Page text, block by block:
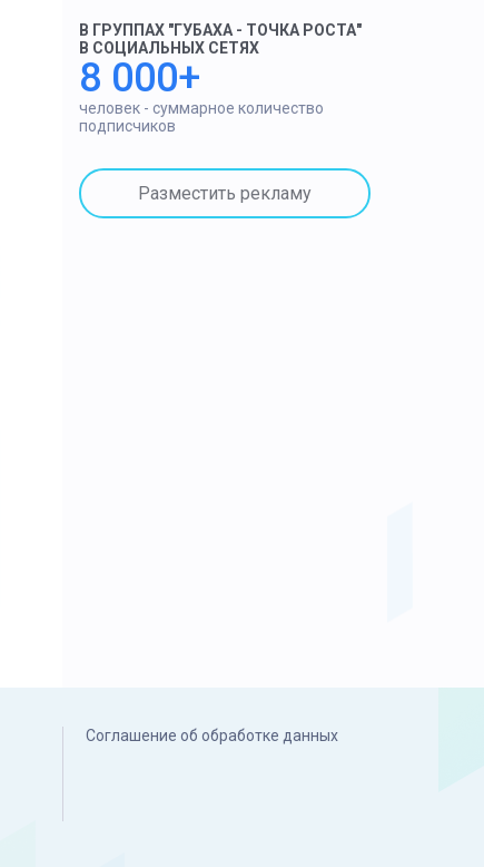
В ГРУППАХ "ГУБАХА - ТОЧКА РОСТА"
В СОЦИАЛЬНЫХ СЕТЯХ
8 000+
человек - суммарное количество
подписчиков
Разместить рекламу
Соглашение об обработке данных